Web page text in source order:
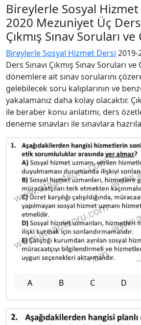
Bireylerle Sosyal
2020 Mezuniyet Üç Ders
Çıkmış Sınav Soruları
Bireylerle Sosyal Hizmet Dersi 2019-
Ders Sınavı Çıkmış Sınav Soruları
dönemlere ait sınav sorularını
gelebilecek soru kalıplarının ve
yakalamanız daha kolay olacaktır.
ile beraber konu anlatımı, ders
deneme sınavları ile sınavlara
A B C D